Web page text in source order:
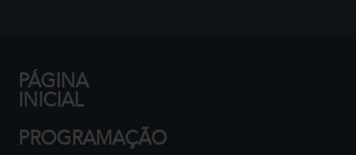
PÁGINA
INICIAL
PROGRAMAÇÃO